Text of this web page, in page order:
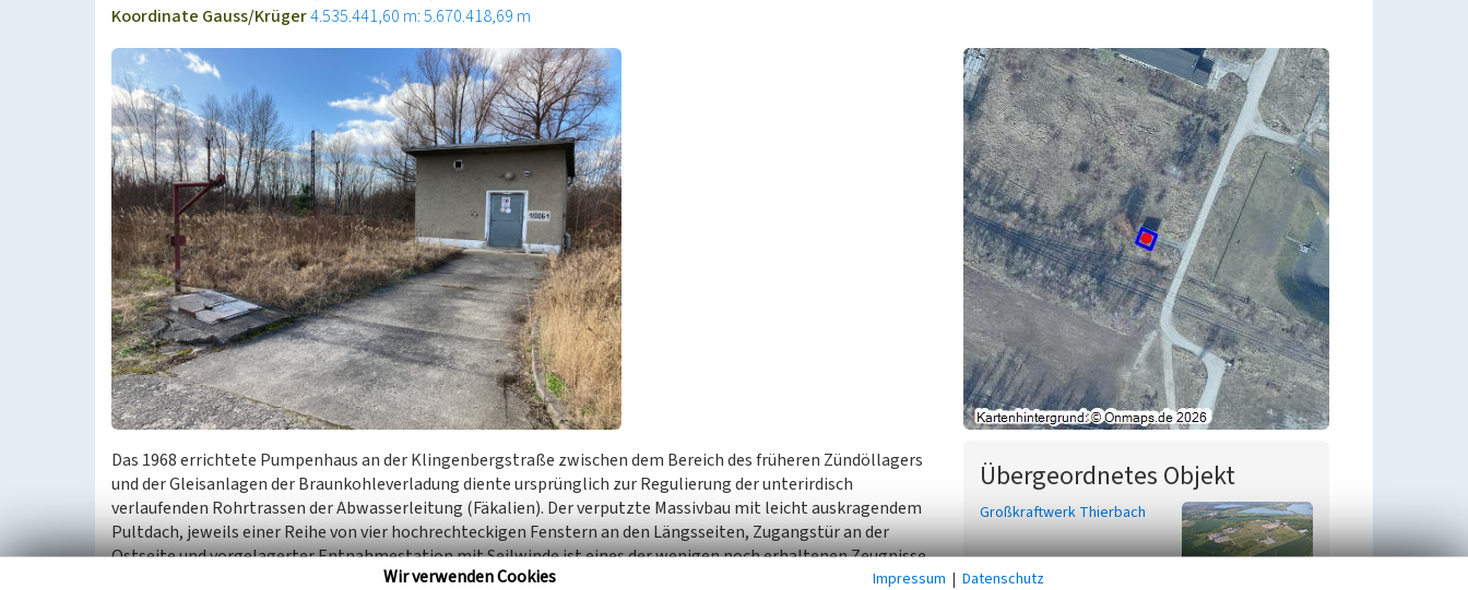
Koordinate Gauss/Krüger4.535.441,60 m: 5.670.418,69 m
Das 1968 errichtete Pumpenhaus an der Klingenbergstraße zwischen dem Bereich des früheren Zündöllagers
und der Gleisanlagen der Braunkohleverladung diente ursprünglich zur Regulierung der unterirdisch
verlaufenden Rohrtrassen der Abwasserleitung (Fäkalien). Der verputzte Massivbau mit leicht auskragendem
Pultdach, jeweils einer Reihe von vier hochrechteckigen Fenstern an den Längsseiten, Zugangstür an der
Ostseite und vorgelagerter Entnahmestation mit Seilwinde ist eines der wenigen noch erhaltenen Zeugnisse
der technischen Infrastruktur (Abwasser).
Übergeordnetes Objekt
Großkraftwerk Thierbach
Wir verwenden Cookies Impressum | Datenschutz